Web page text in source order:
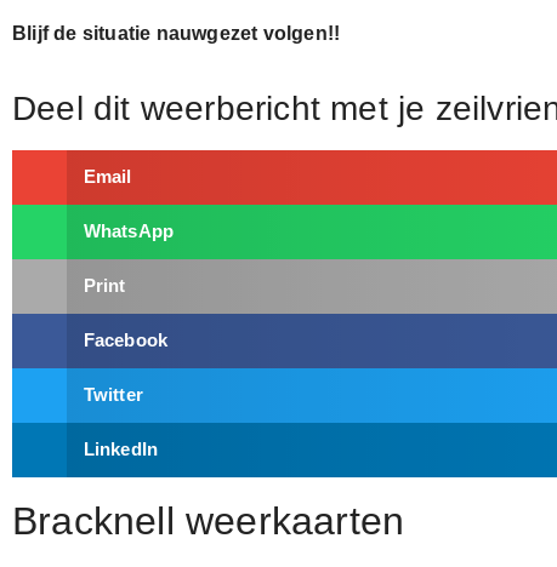
Blijf de situatie nauwgezet volgen!!
Deel dit weerbericht met je
Email
WhatsApp
Print
Facebook
Twitter
LinkedIn
Bracknell weerkaarten